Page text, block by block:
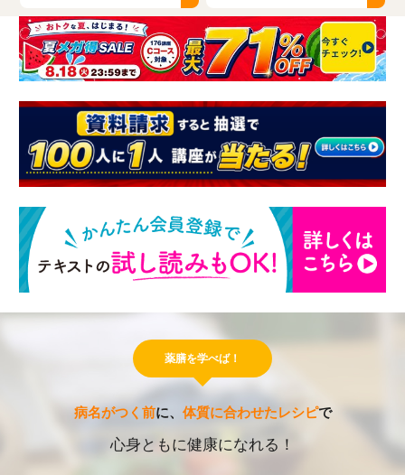
薬膳を学べば！
病名がつく前に、 体質に合わせたレシピで
心身ともに健康になれる！